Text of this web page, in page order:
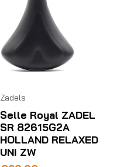
Zadels
Selle Royal ZADEL
SR 82615G2A
HOLLAND RELAXED
UNI ZW